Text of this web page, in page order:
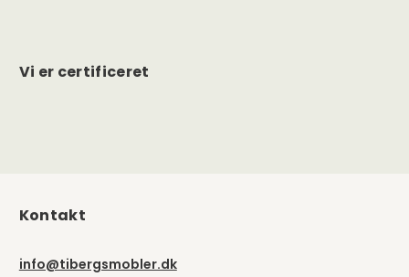
Vi er certificeret
Kontakt
info@tibergsmobler.dk